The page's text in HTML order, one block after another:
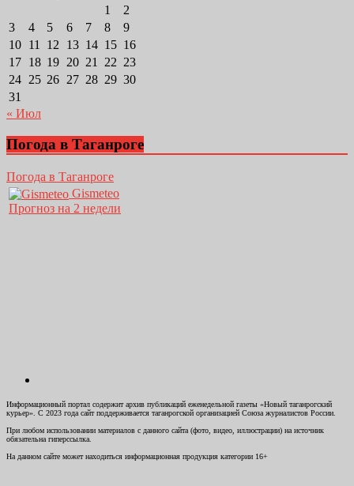
1
2
3
4 5 6 7 8
9
10 11 12 13 14 15 16
17 18 19 20 21 22 23
24 25 26 27 28 29 30
31
« Июл
Погода в Таганроге
Погода в Таганроге
Gismeteo
Прогноз на 2 недели
Информационный портал содержит архив публикаций еженедельной газеты «Новый таганрогский
курьер». С 2023 года сайт поддерживается таганрогской организацией Союза журналистов России.
При любом использовании материалов с данного сайта (фото, видео, иллюстрации) на источник
обязательна гиперссылка.
На данном сайте может находиться информационная продукция категории 16+